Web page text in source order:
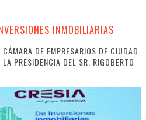
INMOBILIARIAS
DE EMPRESARIOS DE CIUDAD
PRESIDENCIA DEL SR. RIGOBERTO